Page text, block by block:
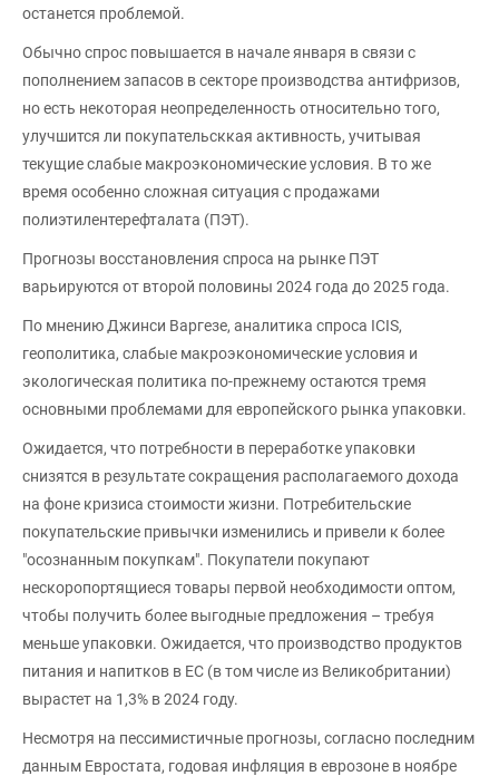
останется проблемой.
Обычно спрос повышается в начале января в связи с
пополнением запасов в секторе производства антифризов,
но есть некоторая неопределенность относительно того,
улучшится ли покупательсккая активность, учитывая
текущие слабые макроэкономические условия. В то же
время особенно сложная ситуация с продажами
полиэтилентерефталата (ПЭТ).
Прогнозы восстановления спроса на рынке ПЭТ
варьируются от второй половины 2024 года до 2025 года.
По мнению Джинси Варгезе, аналитика спроса ICIS,
геополитика, слабые макроэкономические условия и
экологическая политика по-прежнему остаются тремя
основными проблемами для европейского рынка упаковки.
Ожидается, что потребности в переработке упаковки
снизятся в результате сокращения располагаемого дохода
на фоне кризиса стоимости жизни. Потребительские
покупательские привычки изменились и привели к более
"осознанным покупкам". Покупатели покупают
нескоропортящиеся товары первой необходимости оптом,
чтобы получить более выгодные предложения – требуя
меньше упаковки. Ожидается, что производство продуктов
питания и напитков в ЕС (в том числе из Великобритании)
вырастет на 1,3% в 2024 году.
Несмотря на пессимистичные прогнозы, согласно последним
данным Евростата, годовая инфляция в еврозоне в ноябре